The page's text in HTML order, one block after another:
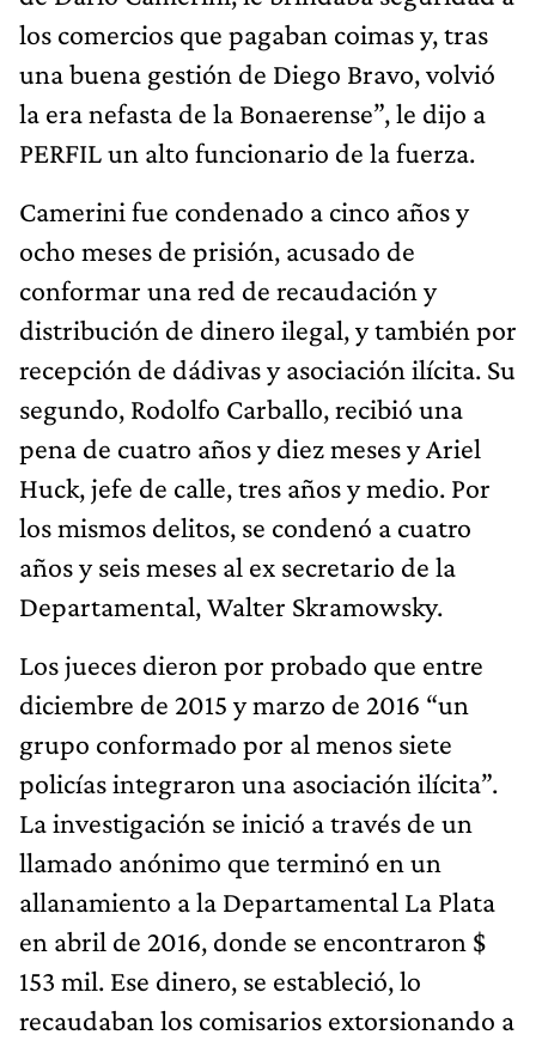
los comercios que pagaban coimas y, tras
una buena gestión de Diego Bravo, volvió
la era nefasta de la Bonaerense”, le dijo a
PERFIL un alto funcionario de la fuerza.
Camerini fue condenado a cinco años y
ocho meses de prisión, acusado de
conformar una red de recaudación y
distribución de dinero ilegal, y también por
recepción de dádivas y asociación ilícita. Su
segundo, Rodolfo Carballo, recibió una
pena de cuatro años y diez meses y Ariel
Huck, jefe de calle, tres años y medio. Por
los mismos delitos, se condenó a cuatro
años y seis meses al ex secretario de la
Departamental, Walter Skramowsky.
Los jueces dieron por probado que entre
diciembre de 2015 y marzo de 2016 “un
grupo conformado por al menos siete
policías integraron una asociación ilícita”.
La investigación se inició a través de un
llamado anónimo que terminó en un
allanamiento a la Departamental La Plata
en abril de 2016, donde se encontraron $
153 mil. Ese dinero, se estableció, lo
recaudaban los comisarios extorsionando a